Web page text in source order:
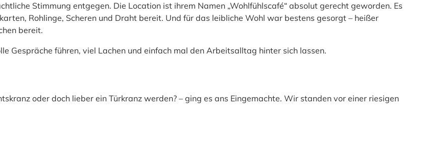
Stimmung entgegen. Die Location ist ihrem Namen „Wohlfühlscafé“ absolut gerecht geworden. Es
Rohlinge, Scheren und Draht bereit. Und für das leibliche Wohl war bestens gesorgt – heißer
bereit.
Gespräche führen, viel Lachen und einfach mal den Arbeitsalltag hinter sich lassen.
oder doch lieber ein Türkranz werden? – ging es ans Eingemachte. Wir standen vor einer riesigen